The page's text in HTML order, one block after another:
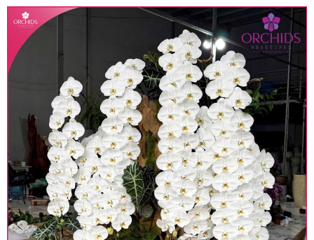
Lưu ý trước khi đặt hàng
• Về cây hoa: Một chậu hoa lan hồ điệp đẹp và
hoàn chỉnh sẽ được phối ghép từ nhiều cây hoa
và tạo dáng hoàn toàn thủ công nên có thể sẽ
khác nhau đôi chút giữa sản phẩm thực tế và